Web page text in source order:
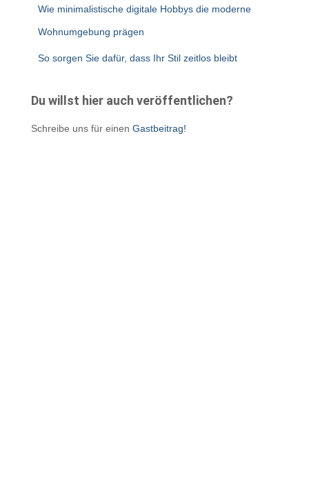
Wie minimalistische digitale Hobbys die moderne
Wohnumgebung prägen
So sorgen Sie dafür, dass Ihr Stil zeitlos bleibt
Du willst hier auch veröffentlichen?
Schreibe uns für einen Gastbeitrag!